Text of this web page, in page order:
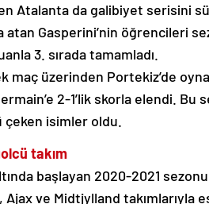
Atalanta da galibiyet serisini
Gasperini’nin öğrencileri
3. sırada tamamladı.
maç üzerinden Portekiz’de
2-1’lik skorla elendi. Bu
isimler oldu.
takım
başlayan 2020-2021
ve Midtjylland takımlarıyla